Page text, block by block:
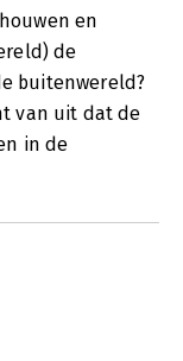
en
de
buitenwereld?
van uit dat de
in de